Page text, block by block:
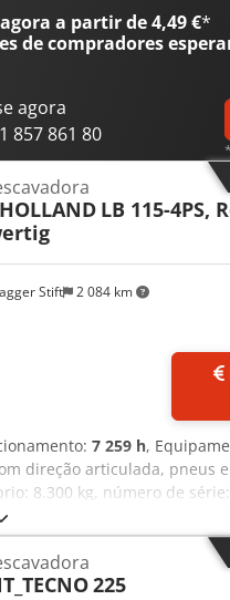
rotativa Alarme de marcha à
Número de cilindros: 4
Ac Uea
a partir de 4,49 €*
de compradores
agora
857 861 80
Stift 2 084 km
LB 115-4PS,
7 259 h,
direção articulada, pneus
8.300 kg, número de
de telefone. Erros e
escritório estará fechado de
feira, 17.08.2026,
225